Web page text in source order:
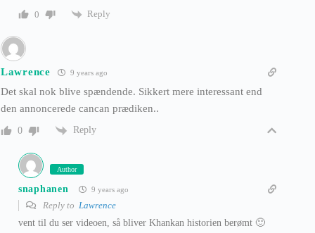
0
Reply
Lawrence 9 years ago
Det skal nok blive spændende. Sikkert mere interessant end
den annoncerede cancan prædiken..
0 Reply
Author
snaphanen 9 years ago
Reply to Lawrence
vent til du ser videoen, så bliver Khankan historien berømt 🙂